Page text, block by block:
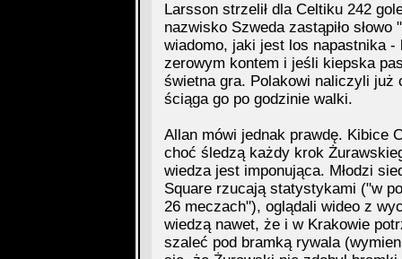
Larsson strzelił dla Celtiku 242
nazwisko Szweda zastąpiło
wiadomo, jaki jest los napastnika
zerowym kontem i jeśli kiepska
świetna gra. Polakowi naliczyli już
ściąga go po godzinie walki.
Allan mówi jednak prawdę. Kibice
choć śledzą każdy krok
wiedza jest imponująca. Młodzi
Square rzucają statystykami ("w
26 meczach"), oglądali wideo z
wiedzą nawet, że i w Krakowie
szaleć pod bramką rywala